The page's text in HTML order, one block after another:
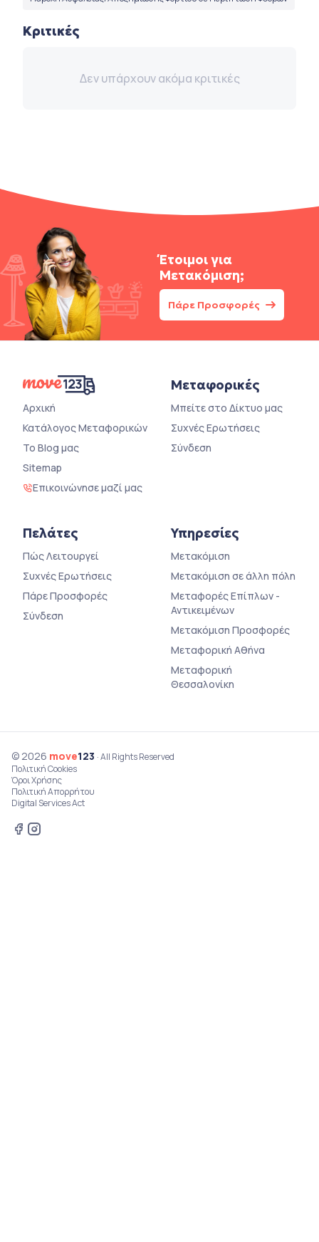
Κριτικές
Δεν υπάρχουν ακόμα κριτικές
Έτοιμοι για
Μετακόμιση;
Πάρε Προσφορές
Αρχική
Κατάλογος Μεταφορικών
Το Blog μας
Sitemap
Επικοινώνησε μαζί μας
Μεταφορικές
Μπείτε στο Δίκτυο μας
Συχνές Ερωτήσεις
Σύνδεση
Πελάτες
Πώς Λειτουργεί
Συχνές Ερωτήσεις
Πάρε Προσφορές
Σύνδεση
Υπηρεσίες
Μετακόμιση
Μετακόμιση σε άλλη πόλη
Μεταφορές Επίπλων -
Αντικειμένων
Μετακόμιση Προσφορές
Μεταφορική Αθήνα
Μεταφορική
Θεσσαλονίκη
© 2026 move123 · All Rights Reserved
Πολιτική Cookies
Όροι Χρήσης
Πολιτική Απορρήτου
Digital Services Act